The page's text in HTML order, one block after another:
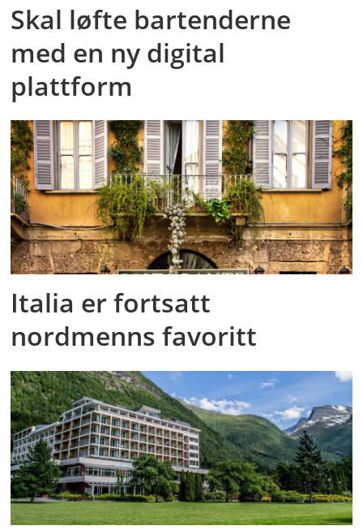
Skal løfte bartenderne
med en ny digital
plattform
Italia er fortsatt
nordmenns favoritt